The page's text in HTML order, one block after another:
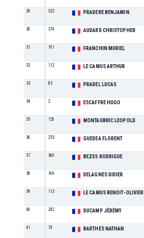
29 522 PRADERE BENJAMIN
30 374 AUDARD CHRISTOPHER
31 101 FRANCHIN MURIEL
32 112 LE CAMUS ARTHUR
33 83 PRADEL LUCAS
34 2 ESCAFFRE HUGO
35 120 MONTAUBRIC LEOPOLD
36 253 GUEDEA FLORENT
37 360 BEZES RODRIGUE
38 169 DELAGNES DIDIER
39 113 LE CAMUS BENOIT-OLIVIER
40 242 DUCAMP JÉRÉMY
41 74 BARTHES NATHAN